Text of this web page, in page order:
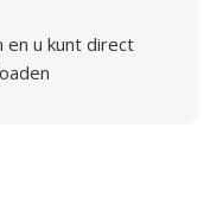
u kunt direct